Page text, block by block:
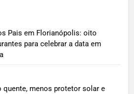
Pais em Florianópolis: oito
para celebrar a data em
quente, menos protetor solar e